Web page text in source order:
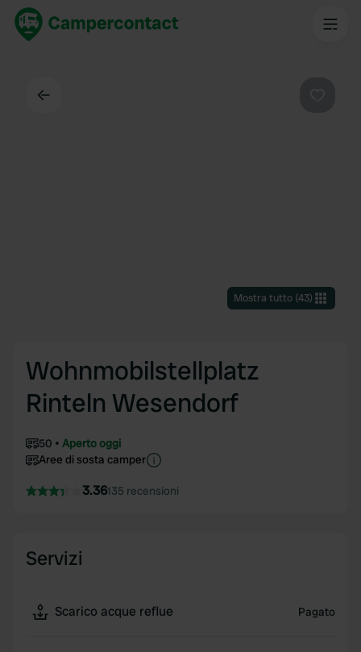
Mostra tutto(43)
Wohnmobilstellplatz
Rinteln Wesendorf
50
Aperto oggi
Aree di sosta camper
3.36135 recensioni
Servizi
Scarico acque reflue Pagato